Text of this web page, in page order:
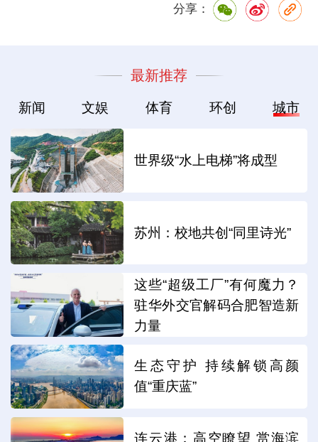
分享：
最新推荐
新闻 文娱 体育 环创 城市
世界级“水上电梯”将成型
苏州：校地共创“同里诗光”
这些“超级工厂”有何魔力？
驻华外交官解码合肥智造新
力量
生态守护 持续解锁高颜
值“重庆蓝”
连云港：高空瞭望 赏海滨